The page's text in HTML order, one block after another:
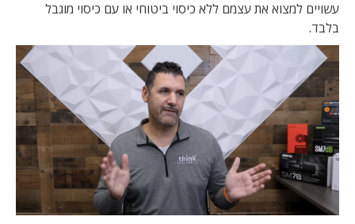
עשויים למצוא את עצמם ללא כיסוי ביטוחי או עם כיסוי מוגבל
בלבד.